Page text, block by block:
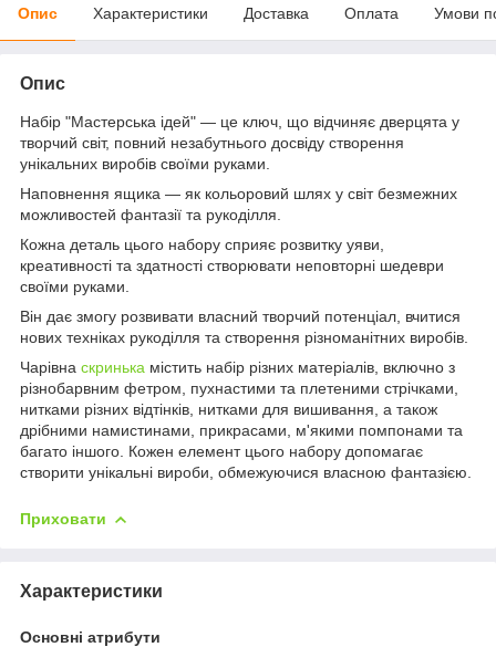
Опис Характеристики Доставка Оплата Умови
Опис
Набір "Мастерська ідей" — це ключ, що відчиняє дверцята у
творчий світ, повний незабутнього досвіду створення
унікальних виробів своїми руками.
Наповнення ящика — як кольоровий шлях у світ безмежних
можливостей фантазії та рукоділля.
Кожна деталь цього набору сприяє розвитку уяви,
креативності та здатності створювати неповторні шедеври
своїми руками.
Він дає змогу розвивати власний творчий потенціал, вчитися
нових техніках рукоділля та створення різноманітних виробів.
Чарівна скринька містить набір різних матеріалів, включно з
різнобарвним фетром, пухнастими та плетеними стрічками,
нитками різних відтінків, нитками для вишивання, а також
дрібними намистинами, прикрасами, м'якими помпонами та
багато іншого. Кожен елемент цього набору допомагає
створити унікальні вироби, обмежуючися власною фантазією.
Приховати
Характеристики
Основні атрибути